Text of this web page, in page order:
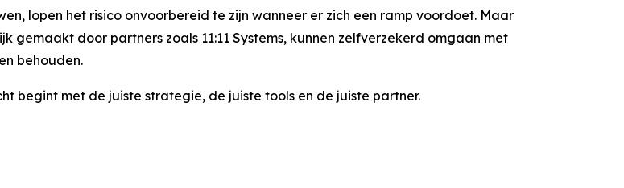
lopen het risico onvoorbereid te zijn wanneer er zich een ramp voordoet. Maar
door partners zoals 11:11 Systems, kunnen zelfverzekerd omgaan met
behouden.
begint met de juiste strategie, de juiste tools en de juiste partner.